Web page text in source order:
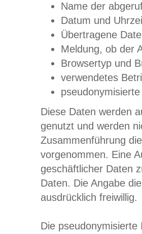
Name der
Datum und
Übertragene
Meldung, ob der
Browsertyp und
verwendetes
Diese Daten werden
genutzt und werden
Zusammenführung
vorgenommen. Eine
geschäftlicher Daten
Daten. Die Angabe
ausdrücklich freiwillig.
Die